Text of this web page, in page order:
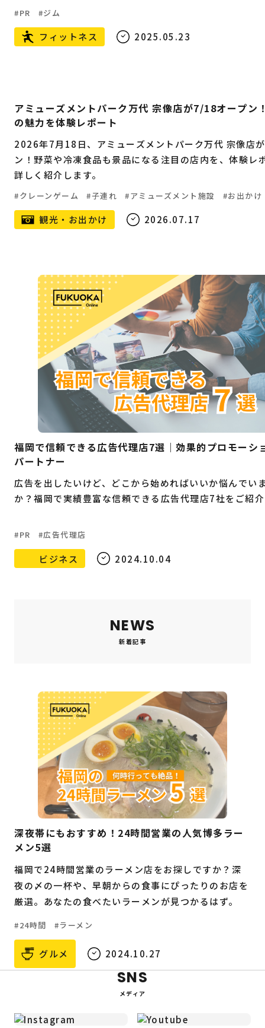
PR ジム
フィットネス 2025.05.23
アミューズメントパーク万代 宗像店が7/18オープン
の魅力を体験レポート
2026年7月18日、アミューズメントパーク万代 宗像店
ン！野菜や冷凍食品も景品になる注目の店内を、体験レ
詳しく紹介します。
クレーンゲーム 子連れ アミューズメント施設 お出かけ
観光・お出かけ 2026.07.17
福岡で信頼できる広告代理店7選｜効果的プロモーシ
パートナー
広告を出したいけど、どこから始めればいいか悩んでい
か？福岡で実績豊富な信頼できる広告代理店7社をご紹
PR 広告代理店
ビジネス 2024.10.04
NEWS
新着記事
深夜帯にもおすすめ！24時間営業の人気博多ラー
メン5選
福岡で24時間営業のラーメン店をお探しですか？深
夜の〆の一杯や、早朝からの食事にぴったりのお店を
厳選。あなたの食べたいラーメンが見つかるはず。
24時間 ラーメン
グルメ 2024.10.27
SNS
メディア